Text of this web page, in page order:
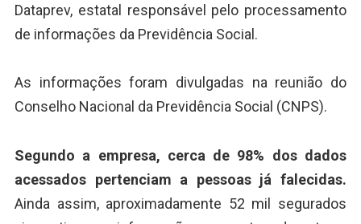
Dataprev, estatal responsável pelo processamento
de informações da Previdência Social.
As informações foram divulgadas na reunião do
Conselho Nacional da Previdência Social (CNPS).
Segundo a empresa, cerca de 98% dos dados
acessados pertenciam a pessoas já falecidas.
Ainda assim, aproximadamente 52 mil segurados